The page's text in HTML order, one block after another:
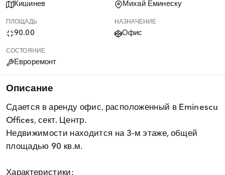
Кишинев Михай Еминеску
ПЛОЩАДЬ
90.00
НАЗНАЧЕНИЕ
Офис
СОСТОЯНИЕ
Евроремонт
Описание
Сдается в аренду офис, расположенный в Eminescu
Offices,сект. Центр.
Недвижимости находится на 3-м этаже, общей
площадью 90 кв.м.
Характеристики: